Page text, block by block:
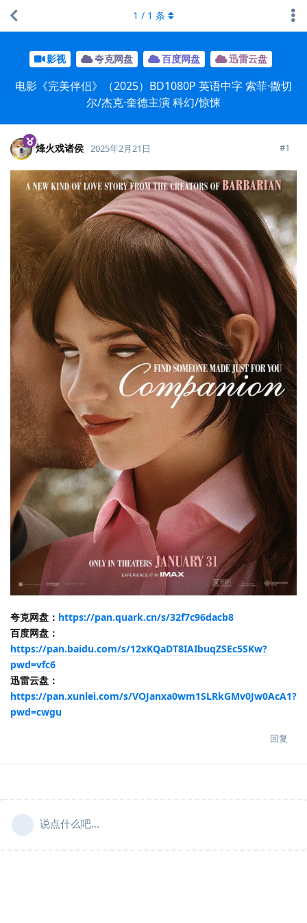
影视 夸克网盘 百度网盘 迅雷云盘
电影《完美伴侣》（2025）BD1080P 英语中字 索菲·撒切
尔/杰克·奎德主演 科幻/惊悚
1 / 1 条
烽火戏诸侯 2025年2月21日 #1
夸克网盘： https://pan.quark.cn/s/32f7c96dacb8
百度网盘：
https://pan.baidu.com/s/12xKQaDT8IAIbuqZSEc5SKw?
pwd=vfc6
迅雷云盘：
https://pan.xunlei.com/s/VOJanxa0wm1SLRkGMv0Jw0AcA1?
pwd=cwgu
回复
说点什么吧...